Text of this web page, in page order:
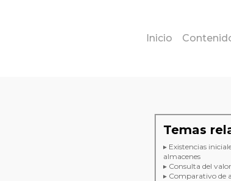
Inicio
Temas
▸ Existencias
almacenes
▸ Consulta del
▸ Comparativo de